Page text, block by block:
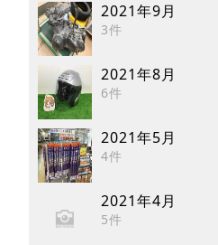
2021年9月
3件
2021年8月
6件
2021年5月
4件
2021年4月
5件